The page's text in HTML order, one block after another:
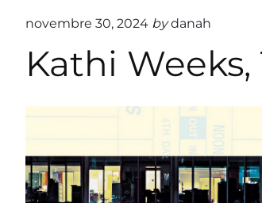
novembre 30, 2024 by danah
Kathi